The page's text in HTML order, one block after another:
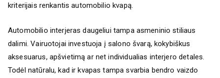
kriterijais renkantis automobilio kvapą.
Automobilio interjeras daugeliui tampa asmeninio stiliaus
dalimi. Vairuotojai investuoja į salono švarą, kokybiškus
aksesuarus, apšvietimą ar net individualias interjero detales.
Todėl natūralu, kad ir kvapas tampa svarbia bendro vaizdo